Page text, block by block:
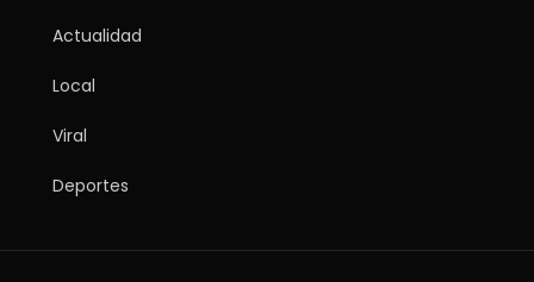
Actualidad
Local
Viral
Deportes